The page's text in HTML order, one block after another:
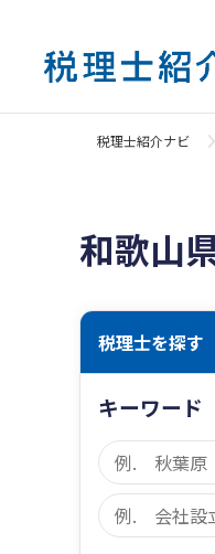
税理士紹介ナビ
和歌山
税理士を探す
キーワード